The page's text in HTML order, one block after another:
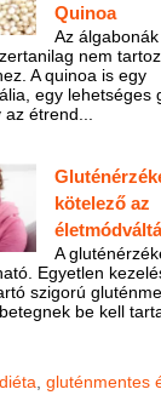
Quinoa
Az álgabonák
nem
A quinoa is egy
egy lehetséges
étrend...
kötelező az
A
Egyetlen
szigorú
be kell
,gluténmentes